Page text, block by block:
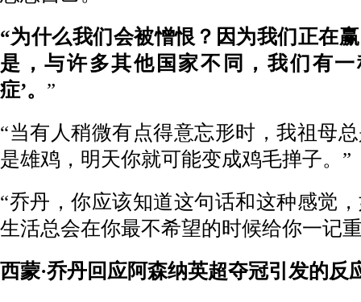
“为什么我们会被憎恨？因为我们正在
是，与许多其他国家不同，我们有
症’。 ”
“当有人稍微有点得意忘形时，我祖母
是雄鸡，明天你就可能变成鸡毛掸子。”
“乔丹，你应该知道这句话和这种感觉
生活总会在你最不希望的时候给你一记
西蒙·乔丹回应阿森纳英超夺冠引发的反